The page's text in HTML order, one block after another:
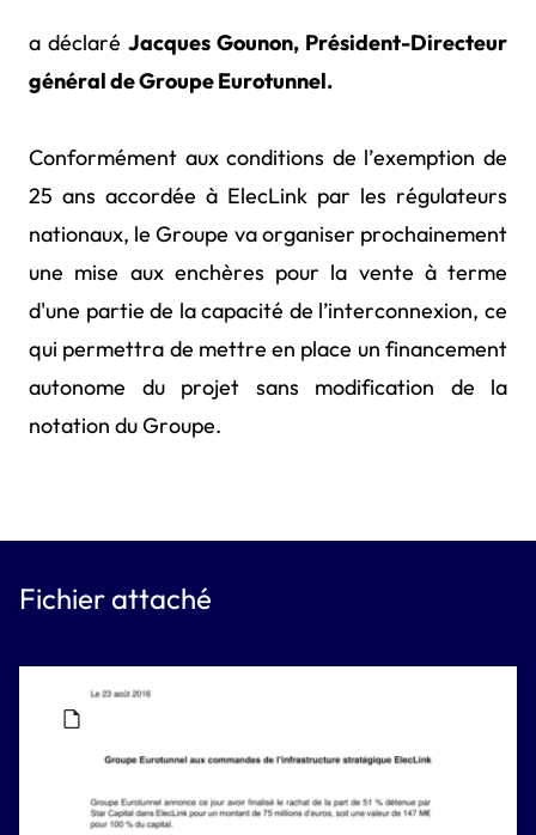
a déclaré Jacques Gounon, Président-Directeur
général de Groupe Eurotunnel.
Conformément aux conditions de l’exemption de
25 ans accordée à ElecLink par les régulateurs
nationaux, le Groupe va organiser prochainement
une mise aux enchères pour la vente à terme
d'une partie de la capacité de l’interconnexion, ce
qui permettra de mettre en place un financement
autonome du projet sans modification de la
notation du Groupe.
Fichier attaché